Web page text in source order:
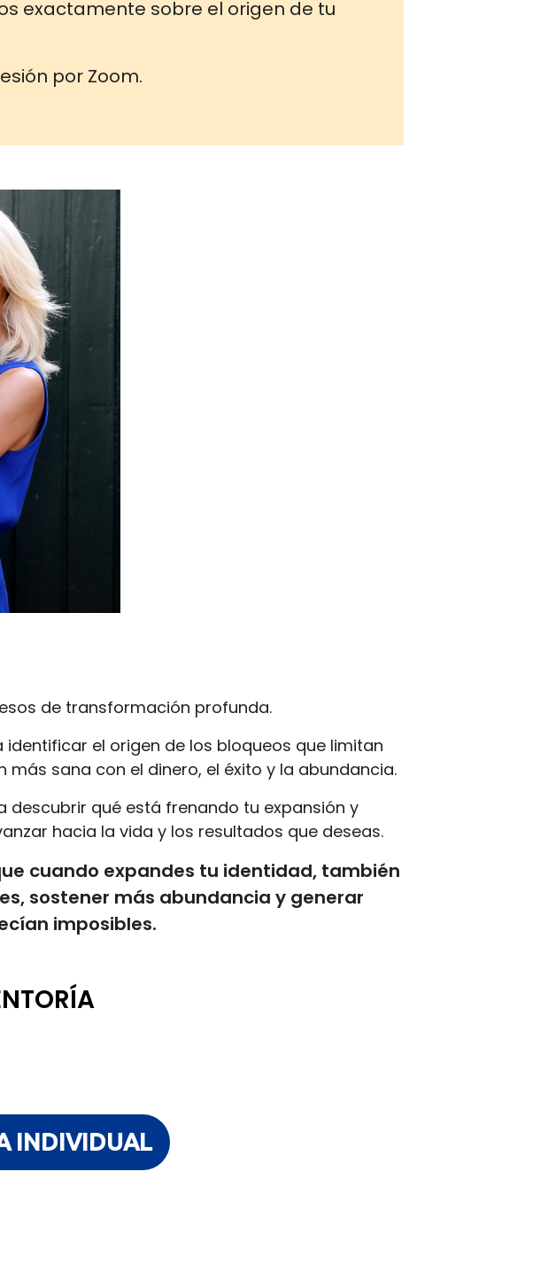
exactamente sobre el origen de tu
por Zoom.
de transformación profunda.
el origen de los bloqueos que limitan
sana con el dinero, el éxito y la abundancia.
qué está frenando tu expansión y
hacia la vida y los resultados que deseas.
cuando expandes tu identidad, también
sostener más abundancia y generar
imposibles.
INDIVIDUAL